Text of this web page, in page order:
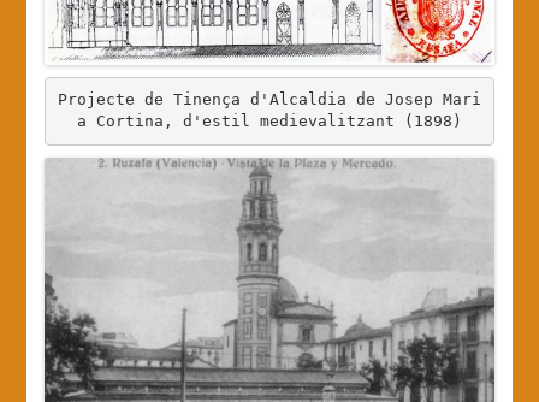
Projecte de Tinença d'Alcaldia de Josep Mari
a Cortina, d'estil medievalitzant (1898)